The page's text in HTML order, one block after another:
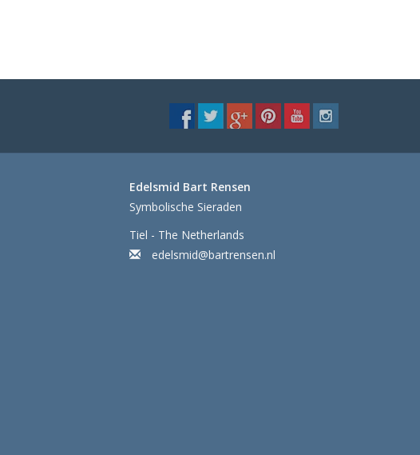
Edelsmid Bart Rensen
Symbolische Sieraden
Tiel - The Netherlands
edelsmid@bartrensen.nl